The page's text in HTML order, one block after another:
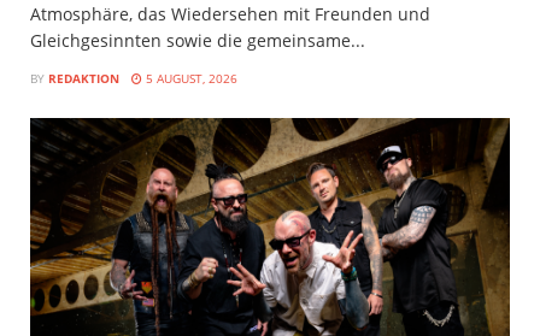
Atmosphäre, das Wiedersehen mit Freunden und
Gleichgesinnten sowie die gemeinsame...
BY REDAKTION 5 AUGUST, 2026